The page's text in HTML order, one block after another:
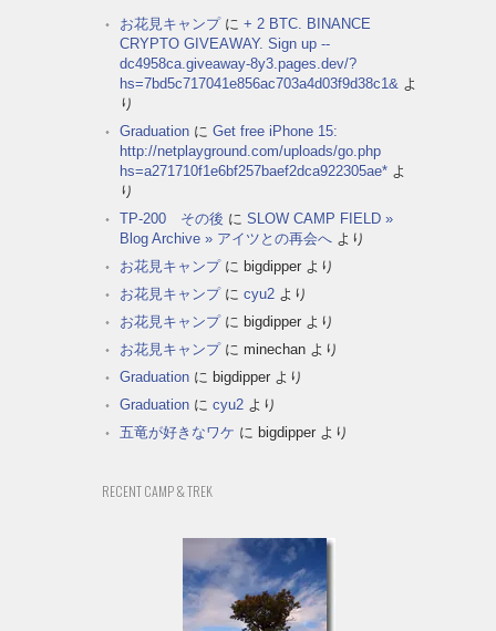
お花見キャンプに + 2 BTC. BINANCE
CRYPTO GIVEAWAY. Sign up --
dc4958ca.giveaway-8y3.pages.dev/?
hs=7bd5c717041e856ac703a4d03f9d38c1& よ
り
Graduation に Get free iPhone 15:
http://netplayground.com/uploads/go.php
hs=a271710f1e6bf257baef2dca922305ae* よ
り
TP-200 その後 に SLOW CAMP FIELD »
Blog Archive » アイツとの再会へ より
お花見キャンプに bigdipper より
お花見キャンプに cyu2 より
お花見キャンプに bigdipper より
お花見キャンプに minechan より
Graduation に bigdipper より
Graduation に cyu2 より
五竜が好きなワケ に bigdipper より
RECENT CAMP & TREK